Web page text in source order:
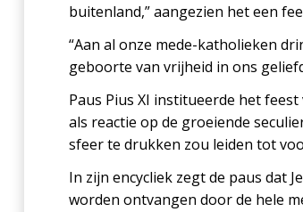
buitenland,” aangezien het een
“Aan al onze mede-katholieken
geboorte van vrijheid in ons
Paus Pius XI institueerde het
als reactie op de groeiende
sfeer te drukken zou leiden tot
In zijn encycliek zegt de paus dat
worden ontvangen door de hele